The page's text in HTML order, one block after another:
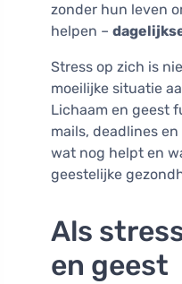
zonder hun leven
helpen –
Stress op zich is
moeilijke situatie
Lichaam en geest
mails, deadlines
wat nog helpt en
geestelijke
Als
en geest